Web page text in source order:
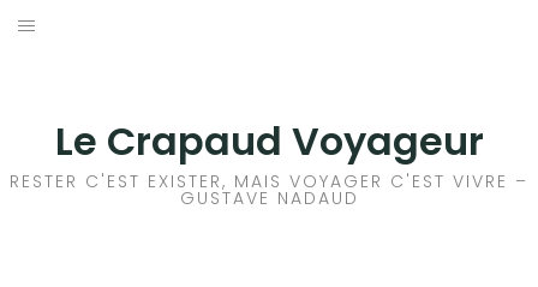
Aller
Le Crapaud Voyageur
RESTER C'EST EXISTER, MAIS VOYAGER C'EST VIVRE –
GUSTAVE NADAUD
EUROPE